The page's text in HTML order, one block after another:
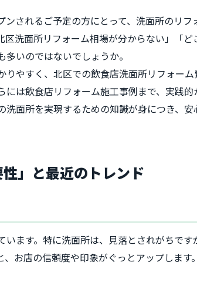
されるご予定の方にとって、洗面所のリ
洗面所リフォーム相場が分からない」「
いのではないでしょうか。
やすく、北区での飲食店洗面所リフォー
は飲食店リフォーム施工事例まで、実践
面所を実現するための知識が身につき、安
」と最近のトレンド
ます。特に洗面所は、見落とされがちで
お店の信頼度や印象がぐっとアップします。